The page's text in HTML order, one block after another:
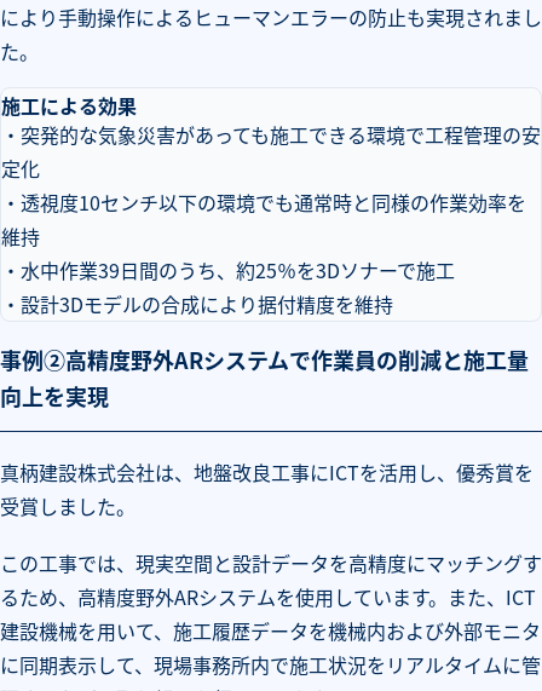
により手動操作によるヒューマンエラーの防止も実現されまし
た。
施工による効果
・突発的な気象災害があっても施工できる環境で工程管理の安
定化
・透視度10センチ以下の環境でも通常時と同様の作業効率を
維持
・水中作業39日間のうち、約25％を3Dソナーで施工
・設計3Dモデルの合成により据付精度を維持
事例②高精度野外ARシステムで作業員の削減と施工量
向上を実現
真柄建設株式会社は、地盤改良工事にICTを活用し、優秀賞を
受賞しました。
この工事では、現実空間と設計データを高精度にマッチングす
るため、高精度野外ARシステムを使用しています。また、ICT
建設機械を用いて、施工履歴データを機械内および外部モニタ
に同期表示して、現場事務所内で施工状況をリアルタイムに管